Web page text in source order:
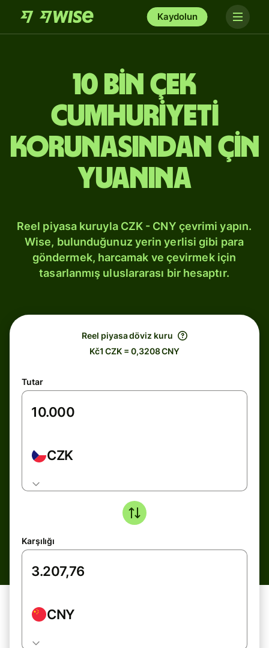
Kaydolun
10 bin Çek
Cumhuriyeti
korunasından Çin
yuanına
Reel piyasa kuruyla CZK - CNY çevrimi yapın.
Wise, bulunduğunuz yerin yerlisi gibi para
göndermek, harcamak ve çevirmek için
tasarlanmış uluslararası bir hesaptır.
Reel piyasa döviz kuru
Kč1 CZK = 0,3208 CNY
Tutar
CZK
Karşılığı
CNY